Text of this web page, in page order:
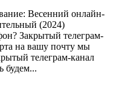
Весенний онлайн-
(2024)
Закрытый телеграм-
на вашу почту мы
телеграм-канал
будем...